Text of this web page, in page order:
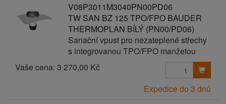
V08P3011M3040PN00PD06
TW SAN BZ 125 TPO/FPO BAUDER
THERMOPLAN BÍLÝ (PN00/PD06)
Sanační vpust pro nezateplené střechy
s integrovanou TPO/FPO manžetou
Vaše cena: 3 270,00 Kč
Expedice do 3 dnů